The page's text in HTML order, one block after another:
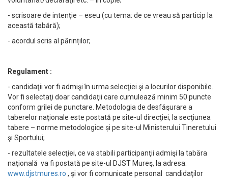
- scrisoare de intenţie – eseu (cu tema: de ce vreau să particip la
această tabără);
- acordul scris al părinților;
Regulament :
- candidaţii vor fi admişi în urma selecţiei şi a locurilor disponibile.
Vor fi selectaţi doar candidaţii care cumulează minim 50 puncte
conform grilei de punctare. Metodologia de desfăşurare a
taberelor naţionale este postată pe site-ul direcţiei, la secţiunea
tabere – norme metodologice și pe site-ul Ministerului Tineretului
şi Sportului;
- rezultatele selecţiei, ce va stabili participanţii admişi la tabăra
naţională va fi postată pe site-ul DJST Mureş, la adresa:
www.djstmures.ro , şi vor fi comunicate personal candidaţilor